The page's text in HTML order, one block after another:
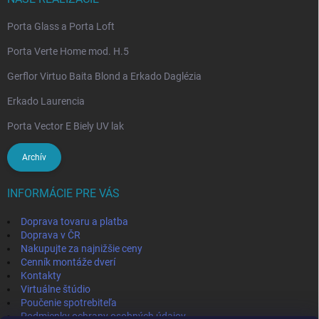
Porta Glass a Porta Loft
Porta Verte Home mod. H.5
Gerflor Virtuo Baita Blond a Erkado Daglézia
Erkado Laurencia
Porta Vector E Biely UV lak
Archív
INFORMÁCIE PRE VÁS
Doprava tovaru a platba
Doprava v ČR
Nakupujte za najnižšie ceny
Cenník montáže dverí
Kontakty
Virtuálne štúdio
Poučenie spotrebiteľa
Podmienky ochrany osobných údajov